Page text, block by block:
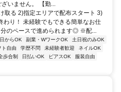
いません。 【勤...
取る 2)指定エリアで配布スタート 3)
わり！ 未経験でもできる簡単なお仕
のペースで進められます◎ ※配...
からOK 副業・WワークOK
土日祝のみOK
ト自由 学歴不問 未経験者歓迎
ネイルOK
歩合制 日払いOK ピアスOK
服装自由